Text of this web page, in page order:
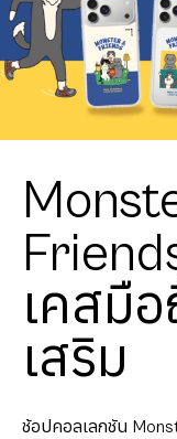
เคสมื
เสริม
ช้อปคอลเลกชัน